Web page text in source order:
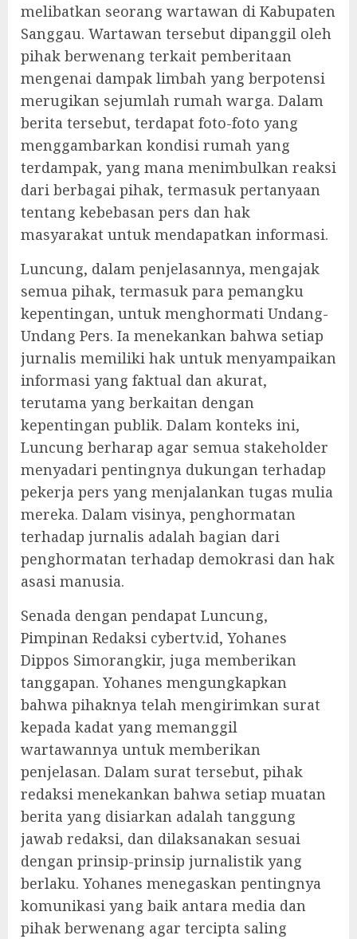
melibatkan seorang wartawan di Kabupaten
Sanggau. Wartawan tersebut dipanggil oleh
pihak berwenang terkait pemberitaan
mengenai dampak limbah yang berpotensi
merugikan sejumlah rumah warga. Dalam
berita tersebut, terdapat foto-foto yang
menggambarkan kondisi rumah yang
terdampak, yang mana menimbulkan reaksi
dari berbagai pihak, termasuk pertanyaan
tentang kebebasan pers dan hak
masyarakat untuk mendapatkan informasi.
Luncung, dalam penjelasannya, mengajak
semua pihak, termasuk para pemangku
kepentingan, untuk menghormati Undang-
Undang Pers. Ia menekankan bahwa setiap
jurnalis memiliki hak untuk menyampaikan
informasi yang faktual dan akurat,
terutama yang berkaitan dengan
kepentingan publik. Dalam konteks ini,
Luncung berharap agar semua stakeholder
menyadari pentingnya dukungan terhadap
pekerja pers yang menjalankan tugas mulia
mereka. Dalam visinya, penghormatan
terhadap jurnalis adalah bagian dari
penghormatan terhadap demokrasi dan hak
asasi manusia.
Senada dengan pendapat Luncung,
Pimpinan Redaksi cybertv.id, Yohanes
Dippos Simorangkir, juga memberikan
tanggapan. Yohanes mengungkapkan
bahwa pihaknya telah mengirimkan surat
kepada kadat yang memanggil
wartawannya untuk memberikan
penjelasan. Dalam surat tersebut, pihak
redaksi menekankan bahwa setiap muatan
berita yang disiarkan adalah tanggung
jawab redaksi, dan dilaksanakan sesuai
dengan prinsip-prinsip jurnalistik yang
berlaku. Yohanes menegaskan pentingnya
komunikasi yang baik antara media dan
pihak berwenang agar tercipta saling